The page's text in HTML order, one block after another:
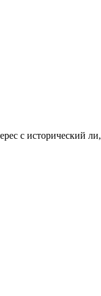
с исторический ли,